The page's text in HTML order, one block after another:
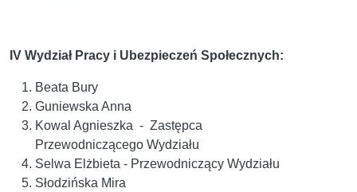
IV Wydział Pracy i Ubezpieczeń Społecznych:
Beata Bury
Guniewska Anna
Kowal Agnieszka - Zastępca
Przewodniczącego Wydziału
Selwa Elżbieta - Przewodniczący Wydziału
Słodzińska Mira